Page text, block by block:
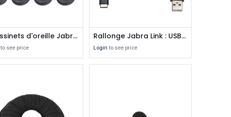
Coussinets d'oreille Jabra Engage 50 ( 5 paires)
to see price
Rallonge Jabra Link : USB-C vers USB-A / USB-C
Login to see price